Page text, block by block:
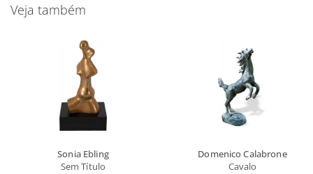
Veja também
Sonia Ebling
Sem Título
Domenico Calabrone
Cavalo